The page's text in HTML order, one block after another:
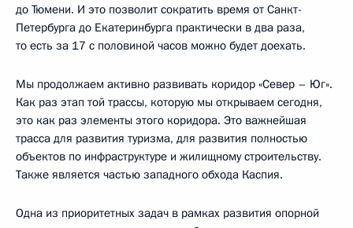
до Тюмени. И это позволит сократить время от Санкт-
Петербурга до Екатеринбурга практически в два раза,
то есть за 17 с половиной часов можно будет доехать.
Мы продолжаем активно развивать коридор «Север – Юг».
Как раз этап той трассы, которую мы открываем сегодня,
это как раз элементы этого коридора. Это важнейшая
трасса для развития туризма, для развития полностью
объектов по инфраструктуре и жилищному строительству.
Также является частью западного обхода Каспия.
Одна из приоритетных задач в рамках развития опорной